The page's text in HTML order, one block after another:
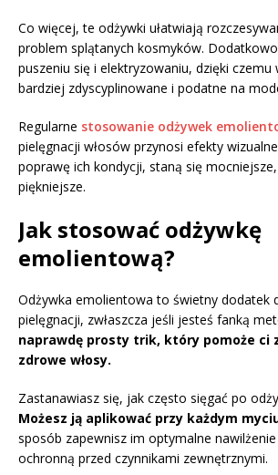
Co więcej, te odżywki ułatwiają
problem splątanych kosmyków.
puszeniu się i elektryzowaniu, dzięki czemu
bardziej zdyscyplinowane i podatne na
Regularne stosowanie odżywek
pielęgnacji włosów przynosi efekty
poprawę ich kondycji, staną się
piękniejsze.
Jak stosować odżywkę
emolientową?
Odżywka emolientowa to świetny dodatek
pielęgnacji, zwłaszcza jeśli jesteś fanką
naprawdę prosty trik, który pomoże ci
zdrowe włosy.
Zastanawiasz się, jak często sięgać po
Możesz ją aplikować przy każdym
sposób zapewnisz im optymalne
ochronną przed czynnikami zewnętrznymi.